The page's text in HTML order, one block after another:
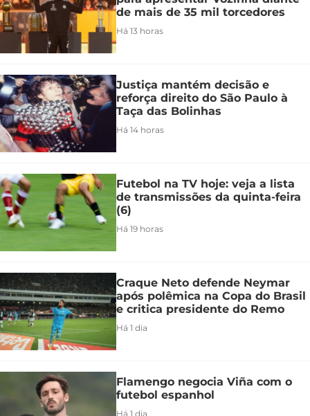
de mais de 35 mil torcedores
Há 13 horas
Justiça mantém decisão e
reforça direito do São Paulo à
Taça das Bolinhas
Há 14 horas
Futebol na TV hoje: veja a lista
de transmissões da quinta-feira
(6)
Há 19 horas
Craque Neto defende Neymar
após polêmica na Copa do Brasil
e critica presidente do Remo
Há 1 dia
Flamengo negocia Viña com o
futebol espanhol
Há 1 dia